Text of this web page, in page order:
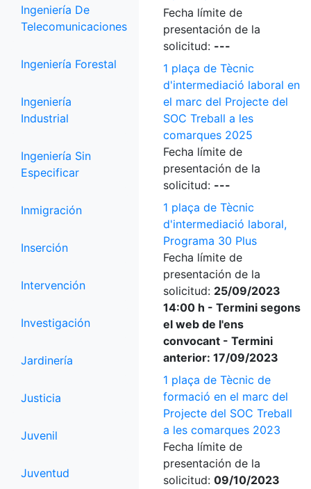
Ingeniería De
Telecomunicaciones
Ingeniería Forestal
Ingeniería
Industrial
Ingeniería Sin
Especificar
Inmigración
Inserción
Intervención
Investigación
Jardinería
Justicia
Juvenil
Juventud
Fecha límite de
presentación de la
solicitud: ---
1 plaça de Tècnic
d'intermediació laboral en
el marc del Projecte del
SOC Treball a les
comarques 2025
Fecha límite de
presentación de la
solicitud: ---
1 plaça de Tècnic
d'intermediació laboral,
Programa 30 Plus
Fecha límite de
presentación de la
solicitud: 25/09/2023
14:00 h - Termini segons
el web de l'ens
convocant - Termini
anterior: 17/09/2023
1 plaça de Tècnic de
formació en el marc del
Projecte del SOC Treball
a les comarques 2023
Fecha límite de
presentación de la
solicitud: 09/10/2023